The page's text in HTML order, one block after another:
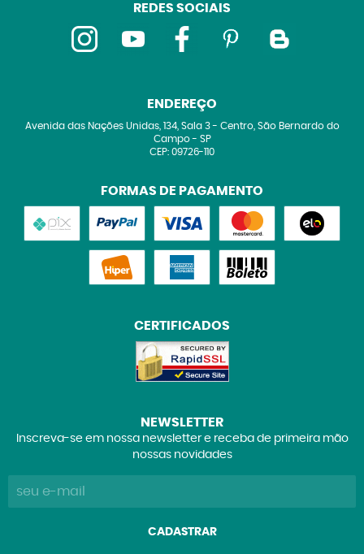
REDES SOCIAIS
ENDEREÇO
Avenida das Nações Unidas, 134, Sala 3- Centro, São Bernardo do
Campo- SP
CEP: 09726-110
FORMAS DE PAGAMENTO
CERTIFICADOS
NEWSLETTER
Inscreva-se em nossa newsletter e receba de primeira mão
nossas novidades
CADASTRAR